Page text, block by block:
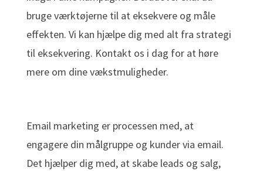
bruge værktøjerne til at eksekvere og måle
effekten. Vi kan hjælpe dig med alt fra strategi
til eksekvering. Kontakt os i dag for at høre
mere om dine vækstmuligheder.
Email marketing er processen med, at
engagere din målgruppe og kunder via email.
Det hjælper dig med, at skabe leads og salg,